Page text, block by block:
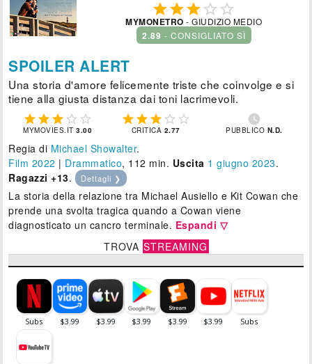
  
MYMONETRO - GIUDIZIO MEDIO
2.89 - CONSIGLIATO SÌ
SPOILER ALERT
Una storia d'amore felicemente triste che coinvolge e si
tiene alla giusta distanza dai toni lacrimevoli.
    
MYMOVIES.IT3.00
    
CRITICA 2.77

PUBBLICO N.D.
Regia di Michael Showalter.
Film 2022 | Drammatico, 112 min. Uscita 1 giugno 2023.
Ragazzi +13. Dettagli ❯
La storia della relazione tra Michael Ausiello e Kit Cowan che
prende una svolta tragica quando a Cowan viene
diagnosticato un cancro terminale. Espandi ▽
TROVA STREAMING